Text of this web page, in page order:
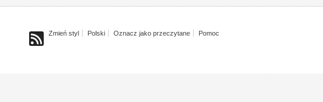
Zmień styl Polski Oznacz jako przeczytane Pomoc